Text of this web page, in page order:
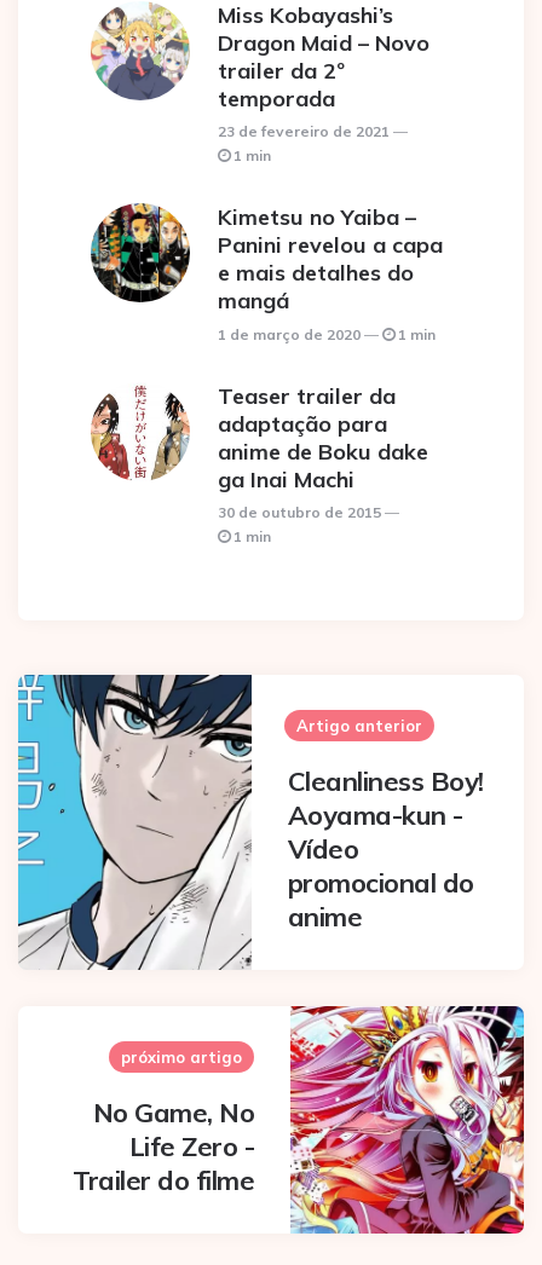
Miss Kobayashi’s
Dragon Maid – Novo
trailer da 2º
temporada
23 de fevereiro de 2021
1 min
Kimetsu no Yaiba –
Panini revelou a capa
e mais detalhes do
mangá
1 de março de 2020 1 min
Teaser trailer da
adaptação para
anime de Boku dake
ga Inai Machi
30 de outubro de 2015
1 min
Post
navigation
Artigo anterior
Cleanliness Boy!
Aoyama-kun -
Vídeo
promocional do
anime
próximo artigo
No Game, No
Life Zero -
Trailer do filme